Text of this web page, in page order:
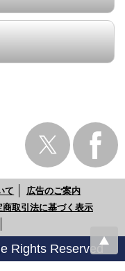
て
広告のご案内
商取引法に基づく表示
Rights Reserved